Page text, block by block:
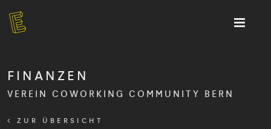
FINANZEN
VEREIN COWORKING COMMUNITY BERN
ZUR ÜBERSICHT